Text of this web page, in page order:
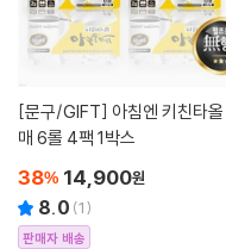
[문구/GIFT]
매 6롤 4팩 1박스
38% 14,900원
8.0 (1)
판매자 배송